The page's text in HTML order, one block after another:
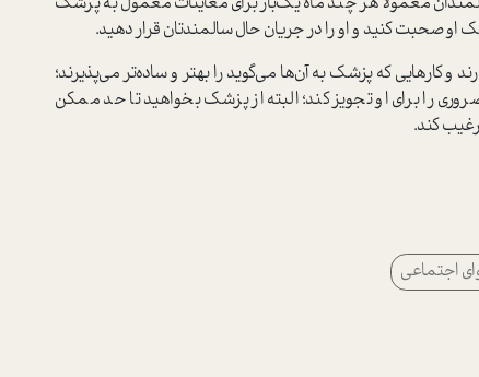
او صحبت کنید و او را در جریان حال سالمندتان قرار دهید.
کارهایی که پزشک به آن‌ها می‌گوید را بهتر و ساده‌تر می‌پذیرند؛
را برای او تجویز کند؛ البته از پزشک بخواهید تا حد ممکن
کند.
اجتماعی